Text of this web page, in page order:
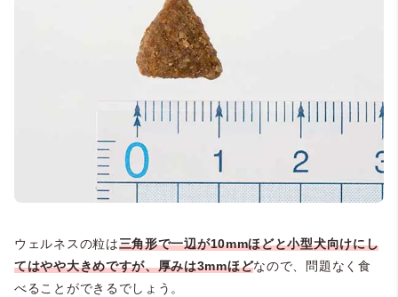
ウェルネスの粒は三角形で一辺が10mmほどと小型犬向けにし
てはやや大きめですが、厚みは3mmほどなので、問題なく食
べることができるでしょう。